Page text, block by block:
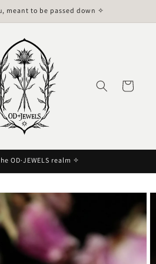
meant to be passed down ✧
Panier
OD·JEWELS realm ✧